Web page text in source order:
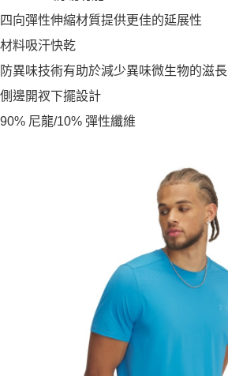
四向彈性伸縮材質提供更佳的延展性
材料吸汗快乾
防異味技術有助於減少異味微生物的滋長
側邊開衩下擺設計
90% 尼龍/10% 彈性纖維